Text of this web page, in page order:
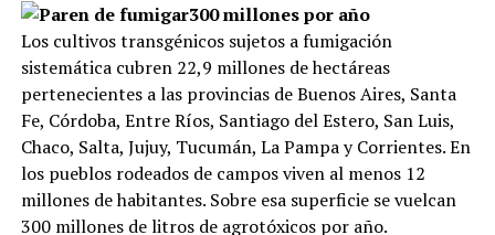
300 millones por año
Los cultivos transgénicos sujetos a fumigación
sistemática cubren 22,9 millones de hectáreas
pertenecientes a las provincias de Buenos Aires, Santa
Fe, Córdoba, Entre Ríos, Santiago del Estero, San Luis,
Chaco, Salta, Jujuy, Tucumán, La Pampa y Corrientes. En
los pueblos rodeados de campos viven al menos 12
millones de habitantes. Sobre esa superficie se vuelcan
300 millones de litros de agrotóxicos por año.